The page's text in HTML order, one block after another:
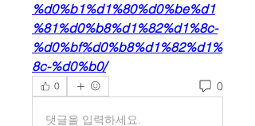
%d0%b1%d1%80%d0%be%d1
%81%d0%b8%d1%82%d1%8c-
%d0%bf%d0%b8%d1%82%d1%
8c-%d0%b0/
0 0
댓글을 입력하세요.